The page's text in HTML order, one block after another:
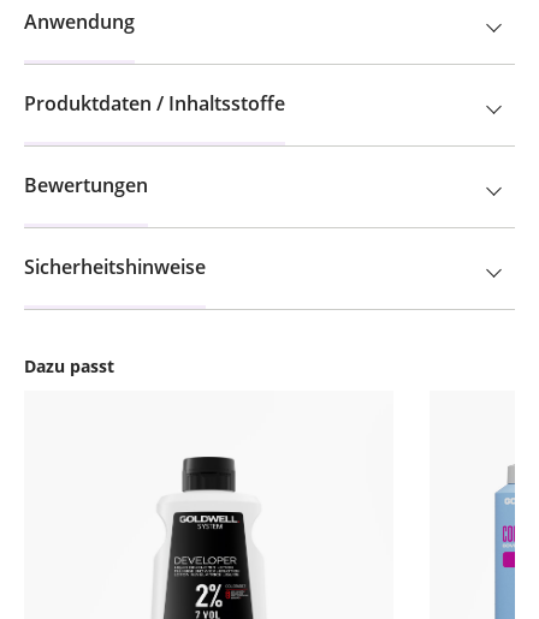
Dazu passt
Anwendung
Produktdaten / Inhaltsstoffe
Bewertungen
Sicherheitshinweise